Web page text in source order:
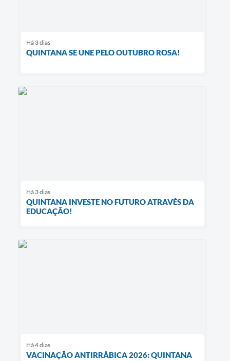
Há 3 dias
QUINTANA SE UNE PELO OUTUBRO ROSA!
Há 3 dias
QUINTANA INVESTE NO FUTURO ATRAVÉS DA
EDUCAÇÃO!
Há 4 dias
VACINAÇÃO ANTIRRÁBICA 2026: QUINTANA